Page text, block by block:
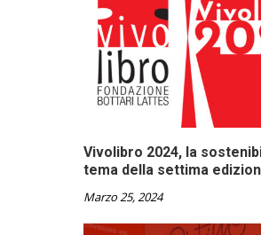
Vivolibro 2024, la
tema della settima
Marzo 25, 2024